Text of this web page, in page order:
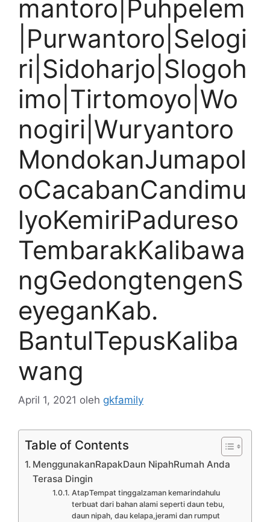
mantoro|Puhpelem
|Purwantoro|Selogi
ri|Sidoharjo|Slogoh
imo|Tirtomoyo|Wo
nogiri|Wuryantoro
MondokanJumapol
oCacabanCandimu
lyoKemiriPadureso
TembarakKalibawa
ngGedongtengenS
eyeganKab.
BantulTepusKaliba
wang
April 1, 2021 oleh gkfamily
Table of Contents
MenggunakanRapakDaun NipahRumah Anda
Terasa Dingin
AtapTempat tinggalzaman kemarindahulu
terbuat dari bahan alami seperti daun tebu,
daun nipah, dau kelapa,jerami dan rumput